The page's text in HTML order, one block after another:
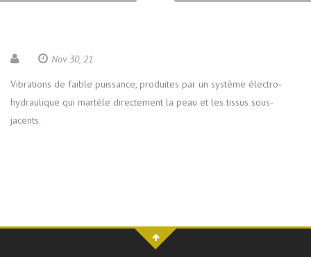
Nov 30, 21
Vibrations de faible puissance, produites par un système électro-
hydraulique qui martèle directement la peau et les tissus sous-
jacents.